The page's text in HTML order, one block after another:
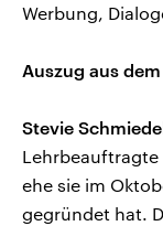
Werbung,
Auszug aus
Stevie
Lehrbeauftragte
ehe sie im
gegründet hat.